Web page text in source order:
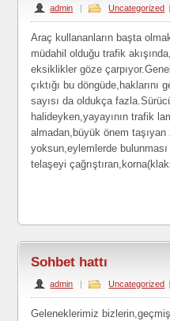
admin | Uncategorized |
Araç kullananların başta
müdahil olduğu trafik
eksiklikler göze
çıktığı bu döngüde,haklarını
sayısı da oldukça
halideyken,yayayının trafik
almadan,büyük önem taşıyan
yoksun,eylemlerde
telaşeyi
Sohbet hattı
admin | Uncategorized |
Geleneklerimiz